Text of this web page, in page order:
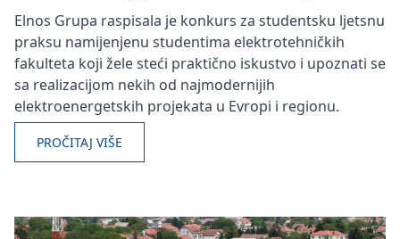
Elnos Grupa raspisala je konkurs za studentsku ljetsnu
praksu namijenjenu studentima elektrotehničkih
fakulteta koji žele steći praktično iskustvo i upoznati se
sa realizacijom nekih od najmodernijih
elektroenergetskih projekata u Evropi i regionu.
PROČITAJ VIŠE